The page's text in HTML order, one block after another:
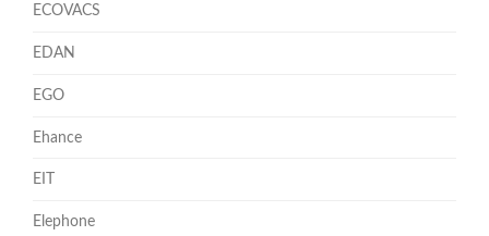
ECOVACS
EDAN
EGO
Ehance
EIT
Elephone